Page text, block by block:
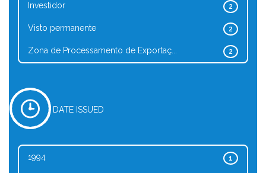
2
Investidor
2
Visto permanente
2
Zona de Processamento de Exportaç...
DATE ISSUED
1
1994